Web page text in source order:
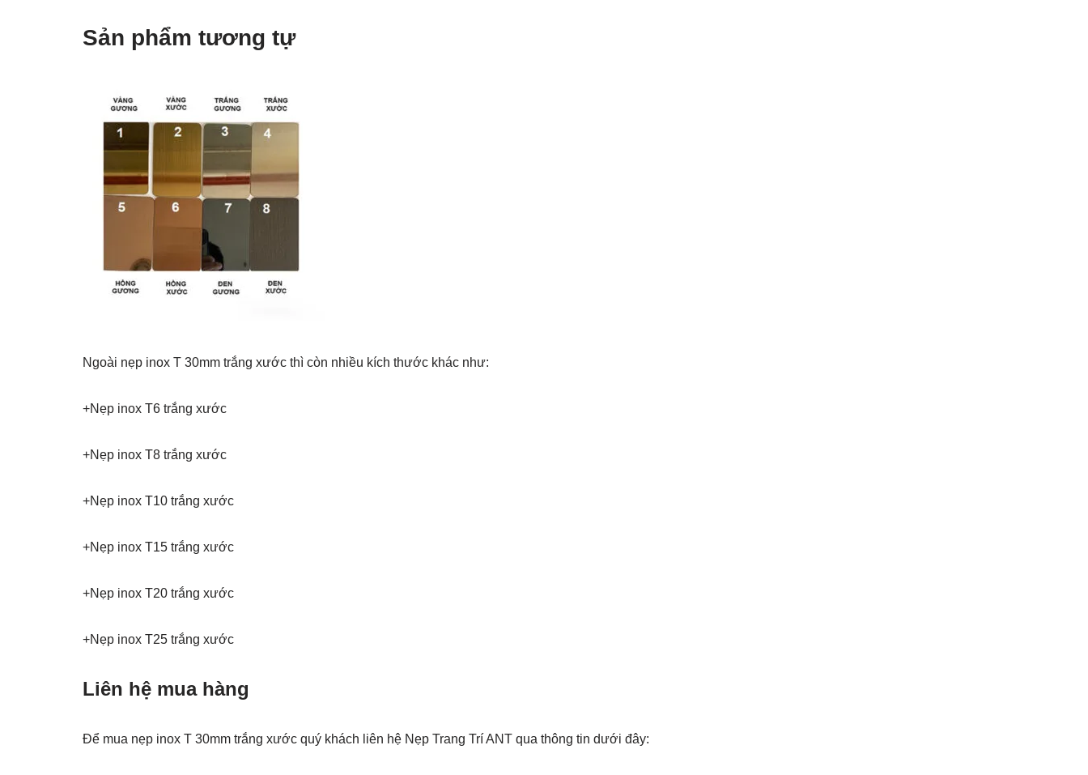
Sản phẩm tương tự
Ngoài nẹp inox T 30mm trắng xước thì còn nhiều kích thước khác như:
+Nẹp inox T6 trắng xước
+Nẹp inox T8 trắng xước
+Nẹp inox T10 trắng xước
+Nẹp inox T15 trắng xước
+Nẹp inox T20 trắng xước
+Nẹp inox T25 trắng xước
Liên hệ mua hàng
Để mua nẹp inox T 30mm trắng xước quý khách liên hệ Nẹp Trang Trí ANT qua thông tin dưới đây: